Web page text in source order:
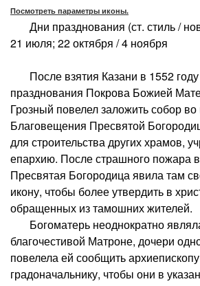
Посмотреть параметры иконы.
Дни празднования (ст. стиль /
21 июля; 22 октября / 4 ноября
После взятия Казани в 1552
празднования Покрова Божией
Грозный повелел заложить собор
Благовещения Пресвятой
для строительства других храмов,
епархию. После страшного пожара
Пресвятая Богородица явила там
икону, чтобы более утвердить в
обращенных из тамошних жителей.
Богоматерь неоднократно
благочестивой Матроне, дочери
повелела ей сообщить
градоначальнику, чтобы они в